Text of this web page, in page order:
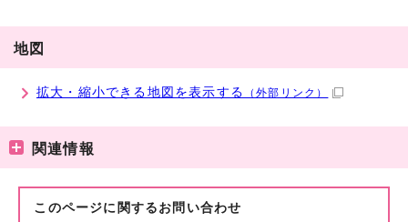
地図
拡大・縮小できる地図を表示する （外部リンク）
関連情報
このページに関する お問い合わせ